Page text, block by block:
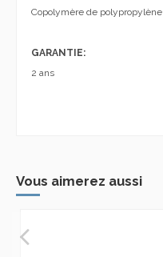
Copolymère de polypropylène
GARANTIE:
2 ans
Vous aimerez aussi